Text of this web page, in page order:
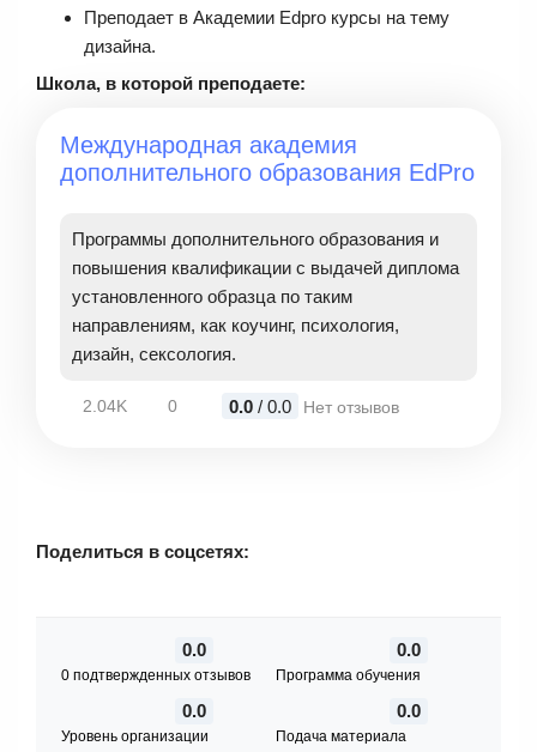
Преподает в Академии Edpro курсы на тему
дизайна.
Школа, в которой преподаете:
Международная академия
дополнительного образования EdPro
Программы дополнительного образования и
повышения квалификации с выдачей диплома
установленного образца по таким
направлениям, как коучинг, психология,
дизайн, сексология.
2.04K 0 0.0 / 0.0 Нет отзывов
Поделиться в соцсетях:
0.0
0 подтвержденных отзывов
0.0
Программа обучения
0.0
Уровень организации
0.0
Подача материала